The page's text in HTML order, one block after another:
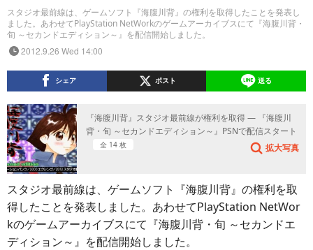
スタジオ最前線は、ゲームソフト『海腹川背』の権利を取得したことを発表し
ました。あわせてPlayStation NetWorkのゲームアーカイブスにて『海腹川背・
旬 ～セカンドエディション～』を配信開始しました。
2012.9.26 Wed 14:00
シェア ポスト 送る
『海腹川背』スタジオ最前線が権利を取得 ― 『海腹川
背・旬 ～セカンドエディション～』PSNで配信スタート
全 14 枚 拡大写真
スタジオ最前線は、ゲームソフト『海腹川背』の権利を取
得したことを発表しました。あわせてPlayStation NetWor
kのゲームアーカイブスにて『海腹川背・旬 ～セカンドエ
ディション～』を配信開始しました。